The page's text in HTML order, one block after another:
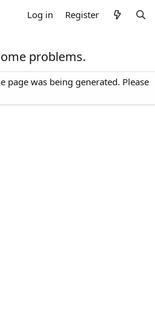
Log in Register
problems.
page was being generated. Please